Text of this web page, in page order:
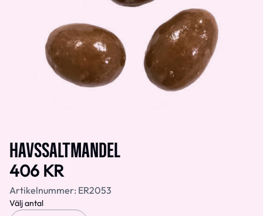
HAVSSALTMANDEL
406 KR
Artikelnummer: ER2053
Välj antal